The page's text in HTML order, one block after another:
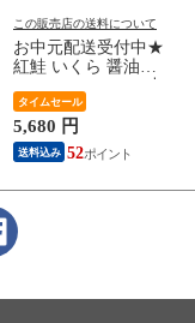
この販売店の送料について
お中元配送受付中★
紅鮭 いくら 醤油漬
け 500g(250g×2P) 小
粒 送料無料 お取り
寄せグルメ 食品 海
鮮 【最安値に挑戦！
7000円→5680円セー
タイムセール
5,680 円
送料込み 52